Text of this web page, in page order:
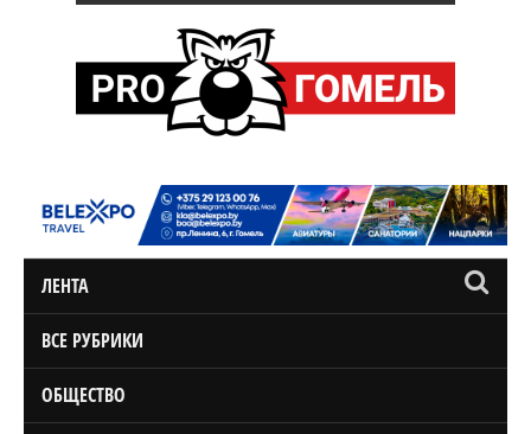
ЛЕНТА
ВСЕ РУБРИКИ
ОБЩЕСТВО